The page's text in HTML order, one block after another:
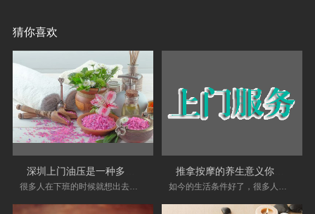
猜你喜欢
很多人在下班的时候就想出去浪一下， 也有些人 如今的生活条件好了，很多人经常会到按摩会所